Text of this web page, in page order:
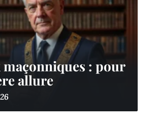
: pour
allure